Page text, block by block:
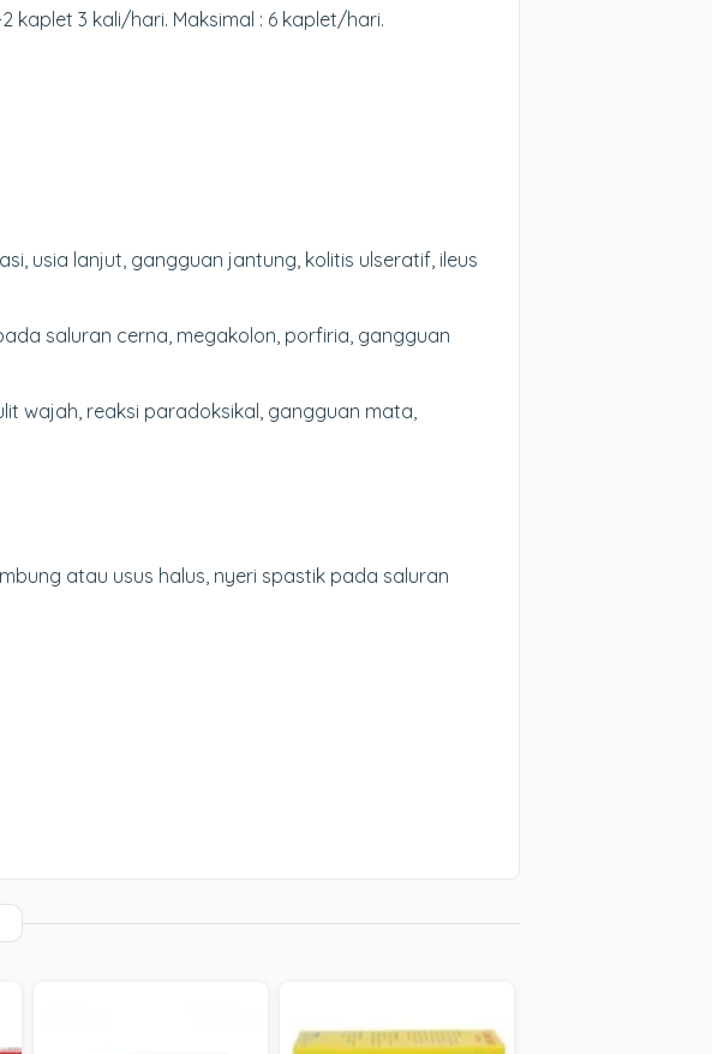
1-2 kaplet 3 kali/hari. Maksimal : 6 kaplet/hari.
usia lanjut, gangguan jantung, kolitis ulseratif, ileus
saluran cerna, megakolon, porfiria, gangguan
wajah, reaksi paradoksikal, gangguan mata,
atau usus halus, nyeri spastik pada saluran